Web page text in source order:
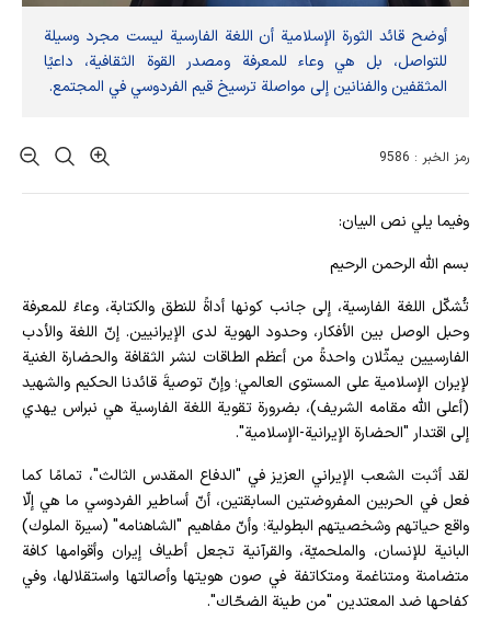
أوضح قائد الثورة الإسلامية أن اللغة الفارسية ليست مجرد وسيلة
للتواصل، بل هي وعاء للمعرفة ومصدر القوة الثقافية، داعيًا
المثقفين والفنانين إلى مواصلة ترسيخ قيم الفردوسي في المجتمع.
رمز الخبر : 9586
وفيما يلي نص البيان:
بسم الله الرحمن الرحيم
تُشكّل اللغة الفارسية، إلى جانب كونها أداةً للنطق والكتابة، وعاءً للمعرفة
وحبل الوصل بين الأفكار، وحدود الهوية لدى الإيرانيين. إنّ اللغة والأدب
الفارسيين يمثّلان واحدةً من أعظم الطاقات لنشر الثقافة والحضارة الغنية
لإيران الإسلامية على المستوى العالمي؛ وإنّ توصيةَ قائدنا الحكيم والشهيد
(أعلى الله مقامه الشريف)، بضرورة تقوية اللغة الفارسية هي نبراس يهدي
إلى اقتدار "الحضارة الإيرانية-الإسلامية".
لقد أثبت الشعب الإيراني العزيز في "الدفاع المقدس الثالث"، تمامًا كما
فعل في الحربين المفروضتين السابقتين، أنّ أساطير الفردوسي ما هي إلّا
واقع حياتهم وشخصيتهم البطولية؛ وأنّ مفاهيم "الشاهنامه" (سيرة الملوك)
البانية للإنسان، والملحميّة، والقرآنية تجعل أطياف إيران وأقوامها كافة
متضامنة ومتناغمة ومتكاتفة في صون هويتها وأصالتها واستقلالها، وفي
كفاحها ضد المعتدين "من طينة الضحّاك".